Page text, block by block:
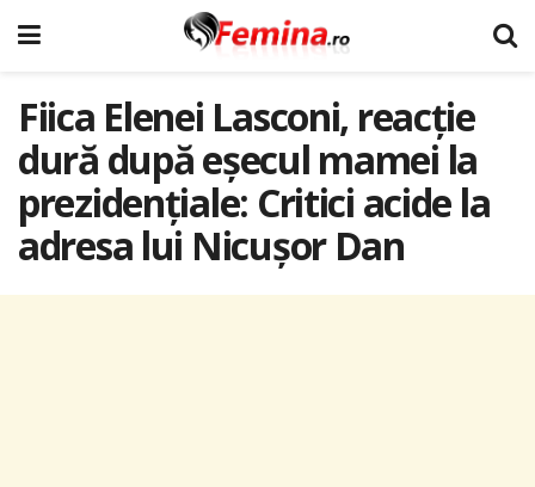
Fiica Elenei Lasconi, reacție
dură după eșecul mamei la
prezidențiale: Critici acide la
adresa lui Nicușor Dan